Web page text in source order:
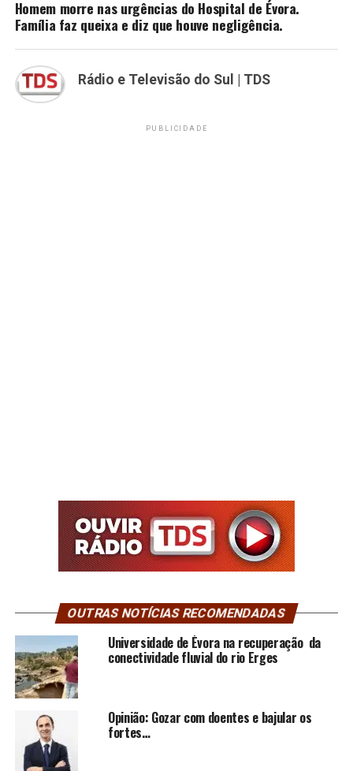
Homem morre nas urgências do Hospital de Évora.
Família faz queixa e diz que houve negligência.
Rádio e Televisão do Sul | TDS
PUBLICIDADE
OUTRAS NOTÍCIAS RECOMENDADAS
Universidade de Évora na recuperação da
conectividade fluvial do rio Erges
Opinião: Gozar com doentes e bajular os
fortes…